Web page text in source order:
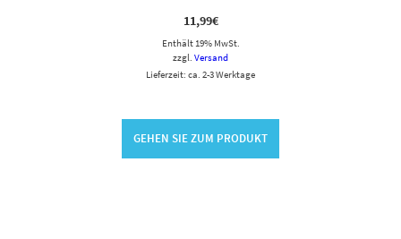
11,99€
Enthält 19% MwSt.
zzgl. Versand
Lieferzeit: ca. 2-3 Werktage
GEHEN SIE ZUM PRODUKT